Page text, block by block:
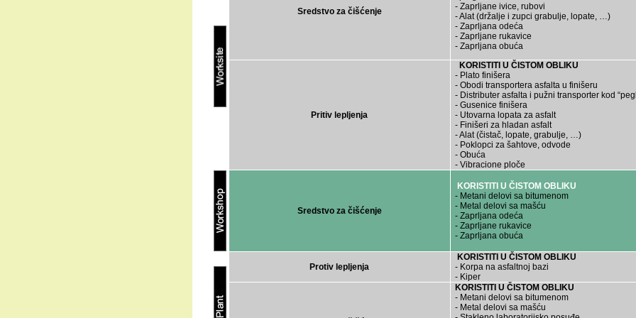
Sredstvo za čišćenje
- Zaprljane ivice, rubovi
- Alat (držalje i zupci grabulje, lopate, …)
- Zaprljana odeća
- Zaprljane rukavice
- Zaprljana obuća
Pritiv lepljenja
KORISTITI U ČISTOM OBLIKU
- Plato finišera
- Obodi transportera asfalta u finišeru
- Distributer asfalta i pužni transporter kod
- Gusenice finišera
- Utovarna lopata za asfalt
- Finišeri za hladan asfalt
- Alat (čistač, lopate, grabulje, …)
- Poklopci za šahtove, odvode
- Obuća
- Vibracione ploče
Sredstvo za čišćenje
KORISTITI U ČISTOM OBLIKU
- Metani delovi sa bitumenom
- Metal delovi sa mašću
- Zaprljana odeća
- Zaprljane rukavice
- Zaprljana obuća
Protiv lepljenja
KORISTITI U ČISTOM OBLIKU
- Korpa na asfaltnoj bazi
- Kiper
KORISTITI U ČISTOM OBLIKU
- Metani delovi sa bitumenom
- Metal delovi sa mašću